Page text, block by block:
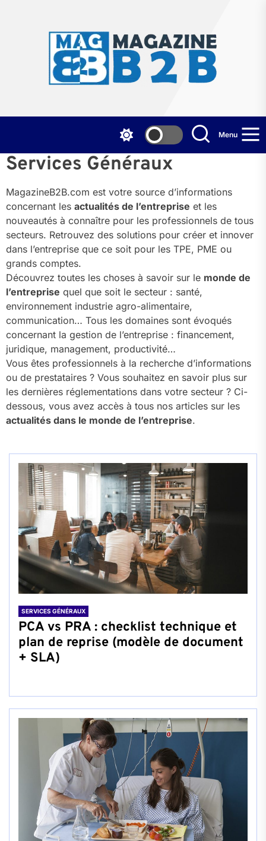
Menu
Services Généraux
MagazineB2B.com est votre source d’informations
concernant les actualités de l’entreprise et les
nouveautés à connaître pour les professionnels de tous
secteurs. Retrouvez des solutions pour créer et innover
dans l’entreprise que ce soit pour les TPE, PME ou
grands comptes.
Découvrez toutes les choses à savoir sur le monde de
l’entreprise quel que soit le secteur : santé,
environnement industrie agro-alimentaire,
communication… Tous les domaines sont évoqués
concernant la gestion de l’entreprise : financement,
juridique, management, productivité…
Vous êtes professionnels à la recherche d’informations
ou de prestataires ? Vous souhaitez en savoir plus sur
les dernières réglementations dans votre secteur ? Ci-
dessous, vous avez accès à tous nos articles sur les
actualités dans le monde de l’entreprise.
SERVICES GÉNÉRAUX
PCA vs PRA : checklist technique et
plan de reprise (modèle de document
+ SLA)